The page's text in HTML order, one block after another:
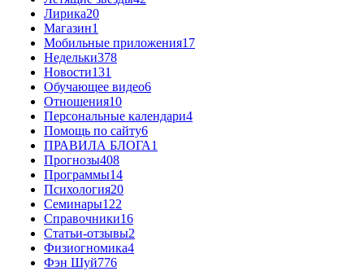
Лирика20
Магазин1
Мобильные приложения17
Недельки378
Новости131
Обучающее видео6
Отношения10
Персональные календари4
Помощь по сайту6
ПРАВИЛА БЛОГА1
Прогнозы408
Программы14
Психология20
Семинары122
Справочники16
Статьи-отзывы2
Физиогномика4
Фэн Шуй776